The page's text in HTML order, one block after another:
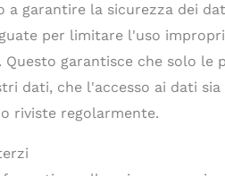
a garantire la sicurezza dei
per limitare l'uso
garantisce che solo le
dati, che l'accesso ai dati
riviste regolarmente.